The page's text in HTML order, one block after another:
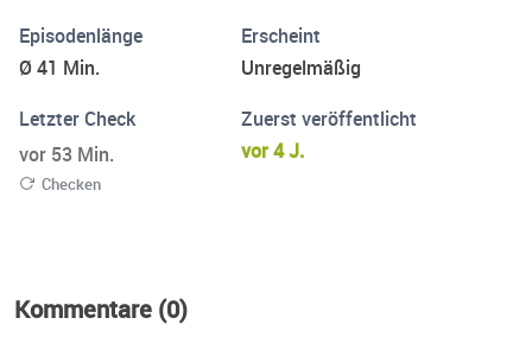
Wochenbettdepression. Gemeinsam setzen sie sich mit
ihrem Projekt „Mamafürsorge“ dafür ein, psychische
enttabuisieren.
Episodenlänge
Ø 41 Min.
Erscheint
Unregelmäßig
Letzter Check
vor 53 Min.
Checken
Zuerst veröffentlicht
vor 4 J.
Kommentare (0)